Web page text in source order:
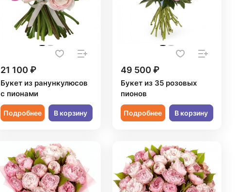
21 100 ₽
Букет из ранункулюсов
с пионами
Подробнее В корзину
49 500 ₽
Букет из 35 розовых
пионов
Подробнее В корзину